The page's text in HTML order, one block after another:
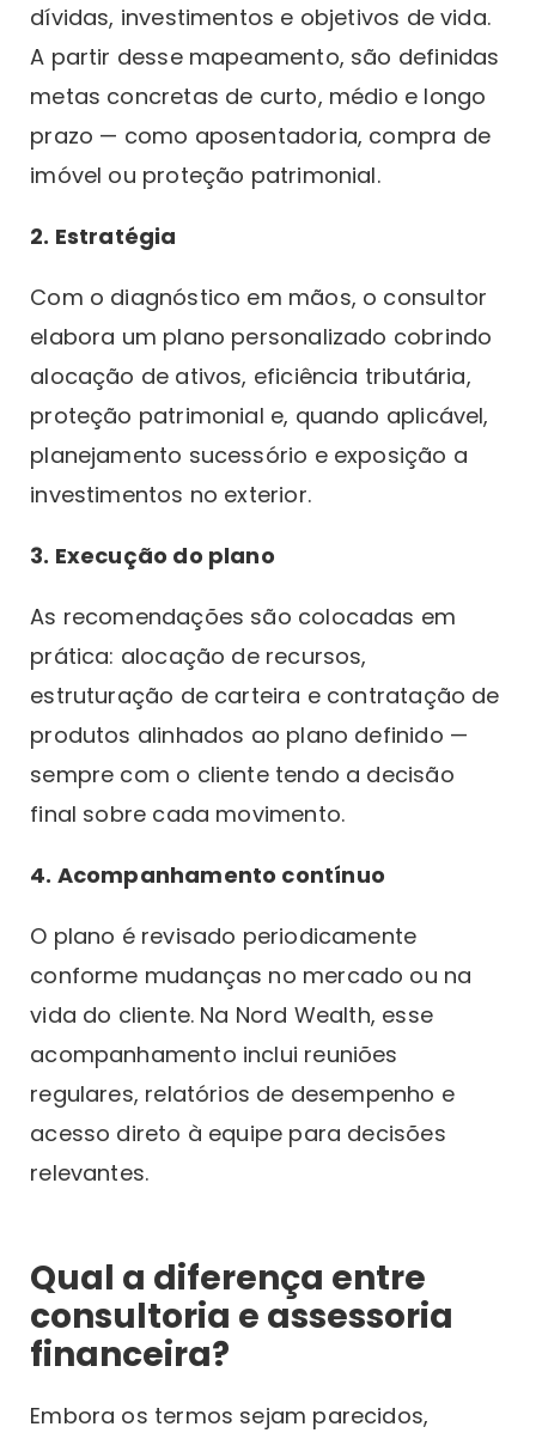
dívidas, investimentos e objetivos de vida.
A partir desse mapeamento, são definidas
metas concretas de curto, médio e longo
prazo — como aposentadoria, compra de
imóvel ou proteção patrimonial.
2. Estratégia
Com o diagnóstico em mãos, o consultor
elabora um plano personalizado cobrindo
alocação de ativos, eficiência tributária,
proteção patrimonial e, quando aplicável,
planejamento sucessório e exposição a
investimentos no exterior.
3. Execução do plano
As recomendações são colocadas em
prática: alocação de recursos,
estruturação de carteira e contratação de
produtos alinhados ao plano definido —
sempre com o cliente tendo a decisão
final sobre cada movimento.
4. Acompanhamento contínuo
O plano é revisado periodicamente
conforme mudanças no mercado ou na
vida do cliente. Na Nord Wealth, esse
acompanhamento inclui reuniões
regulares, relatórios de desempenho e
acesso direto à equipe para decisões
relevantes.
Qual a diferença entre
consultoria e assessoria
financeira?
Embora os termos sejam parecidos,